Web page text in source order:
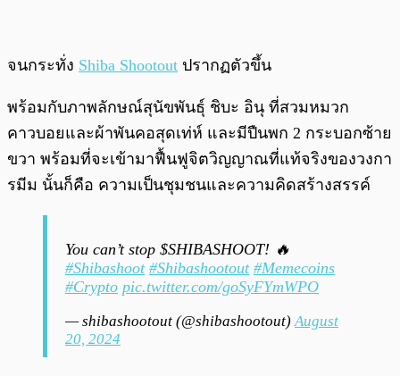
จนกระทั่ง Shiba Shootout ปรากฏตัวขึ้น
พร้อมกับภาพลักษณ์สุนัขพันธุ์ ชิบะ อินุ ที่สวมหมวก
คาวบอยและผ้าพันคอสุดเท่ห์ และมีปืนพก 2 กระบอกซ้าย
ขวา พร้อมที่จะเข้ามาฟื้นฟูจิตวิญญาณที่แท้จริงของวงกา
รมีม นั้นก็คือ ความเป็นชุมชนและความคิดสร้างสรรค์
You can’t stop $SHIBASHOOT! 🔥
#Shibashoot #Shibashootout #Memecoins
#Crypto pic.twitter.com/goSyFYmWPO
— shibashootout (@shibashootout)August
20, 2024